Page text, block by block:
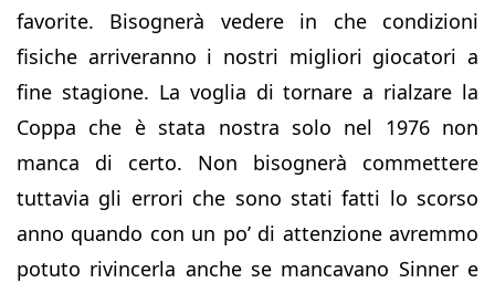
favorite. Bisognerà vedere in che condizioni
fisiche arriveranno i nostri migliori giocatori a
fine stagione. La voglia di tornare a rialzare la
Coppa che è stata nostra solo nel 1976 non
manca di certo. Non bisognerà commettere
tuttavia gli errori che sono stati fatti lo scorso
anno quando con un po’ di attenzione avremmo
potuto rivincerla anche se mancavano Sinner e